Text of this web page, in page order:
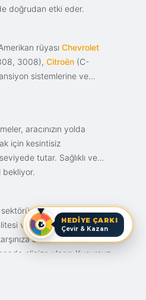
HEDİYE ÇARKI
Çevir & Kazan
doğrudan etki eder.
rüyası Chevrolet
3008), Citroën (C-
sistemlerine ve
aracınızın yolda
için kesintisiz
tutar. Sağlıklı ve
sektörünün en çok
ve bunun fiyat karşılığı
bir fırsat olarak
elinize ulaşır. Kusursuz